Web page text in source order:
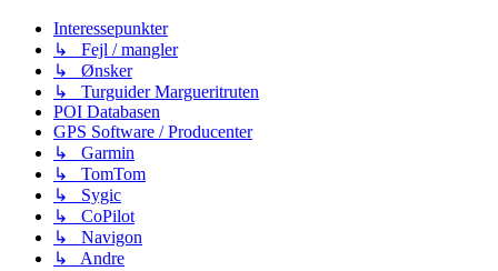
Interessepunkter
↳ Fejl / mangler
↳ Ønsker
↳ Turguider Margueritruten
POI Databasen
GPS Software / Producenter
↳ Garmin
↳ TomTom
↳ Sygic
↳ CoPilot
↳ Navigon
↳ Andre